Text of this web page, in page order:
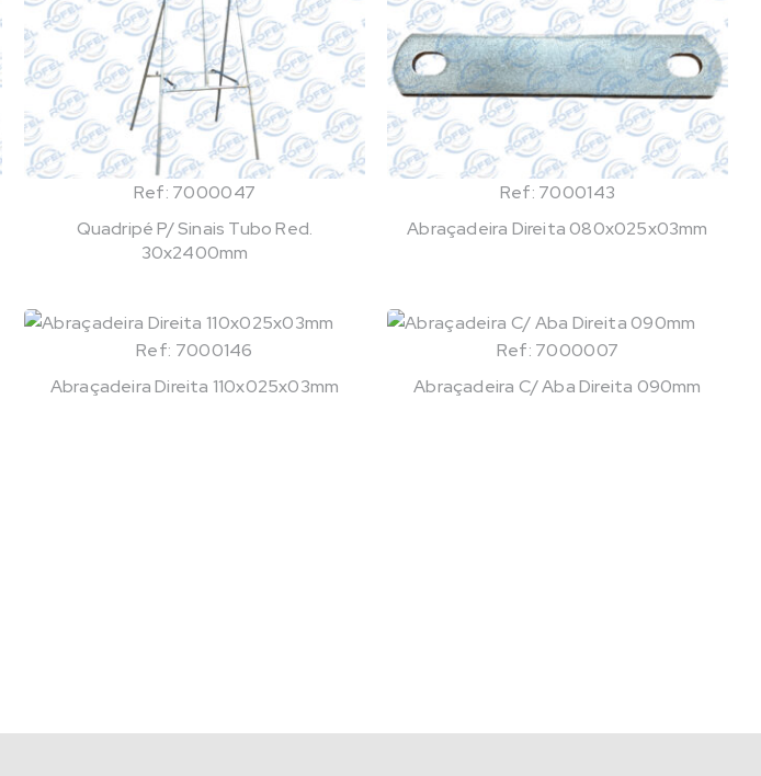
Ref: 7000047
Quadripé P/ Sinais Tubo Red.
30x2400mm
Ref: 7000143
Abraçadeira Direita 080x025x03mm
Ref: 7000146
Abraçadeira Direita 110x025x03mm
Ref: 7000007
Abraçadeira C/ Aba Direita 090mm